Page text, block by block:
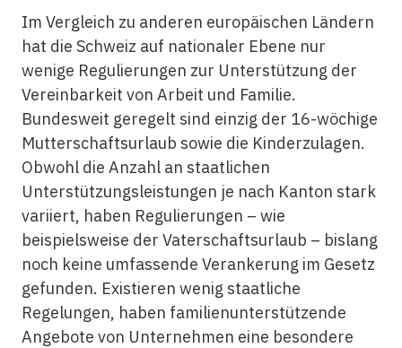
Im Vergleich zu anderen europäischen Ländern
hat die Schweiz auf nationaler Ebene nur
wenige Regulierungen zur Unterstützung der
Vereinbarkeit von Arbeit und Familie.
Bundesweit geregelt sind einzig der 16-wöchige
Mutterschaftsurlaub sowie die Kinderzulagen.
Obwohl die Anzahl an staatlichen
Unterstützungsleistungen je nach Kanton stark
variiert, haben Regulierungen – wie
beispielsweise der Vaterschaftsurlaub – bislang
noch keine umfassende Verankerung im Gesetz
gefunden. Existieren wenig staatliche
Regelungen, haben familienunterstützende
Angebote von Unternehmen eine besondere